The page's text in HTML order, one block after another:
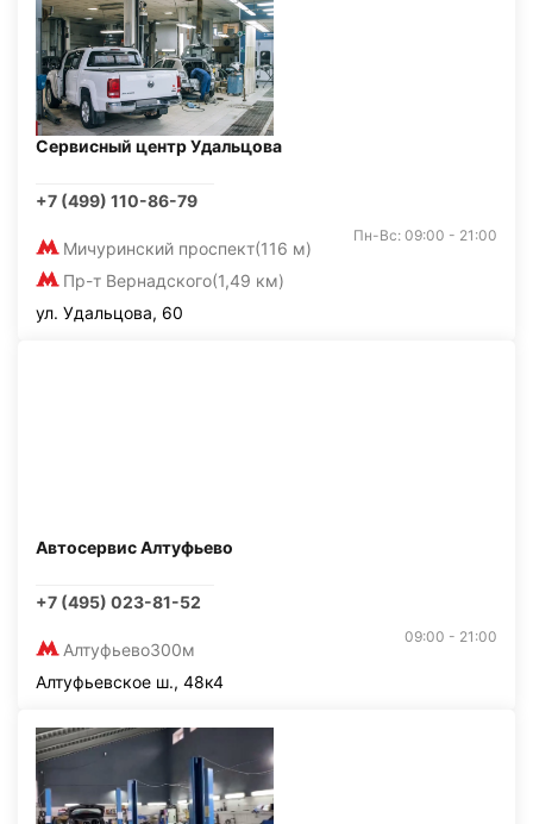
Сервисный центр Удальцова
+7 (499) 110-86-79
Мичуринский проспект(116 м)
Пр-т Вернадского(1,49 км)
Пн-Вс: 09:00 - 21:00
ул. Удальцова, 60
Автосервис Алтуфьево
+7 (495) 023-81-52
Алтуфьево300м
09:00 - 21:00
Алтуфьевское ш., 48к4